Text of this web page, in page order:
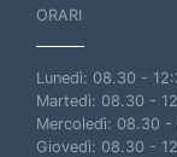
ORARI
Lunedì: 08.30 -
Martedì: 08.30 -
Mercoledì: 08.30
Giovedì: 08.30 -